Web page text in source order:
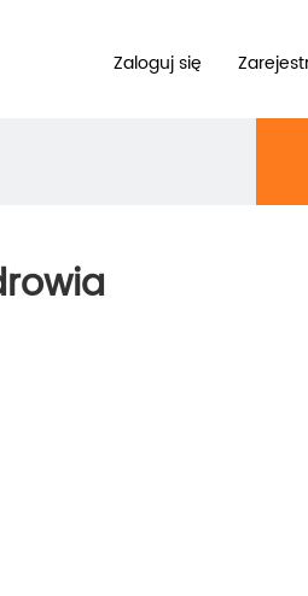
Zaloguj się